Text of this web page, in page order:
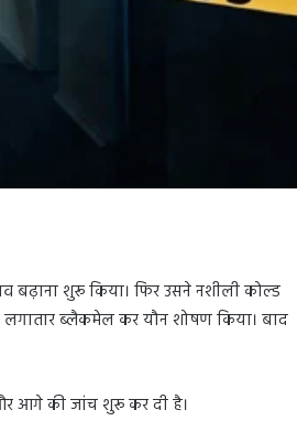
बढ़ाना शुरू किया। फिर उसने नशीली कोल्ड
लगातार ब्लैकमेल कर यौन शोषण किया। बाद
आगे की जांच शुरू कर दी है।